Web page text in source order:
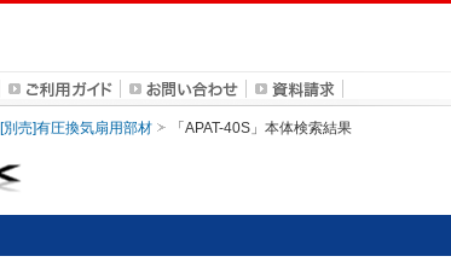
[別売]有圧換気扇用部材 「APAT-40S」本体検索結果